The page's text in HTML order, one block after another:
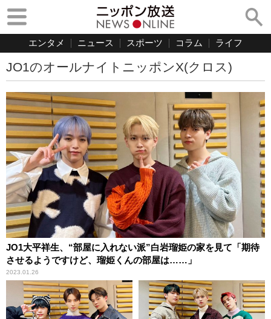
エンタメ ニュース スポーツ コラム ライフ
JO1のオールナイトニッポンX(クロス)
JO1大平祥生、“部屋に入れない派”白岩瑠姫の家を見て「期待
させるようですけど、瑠姫くんの部屋は……」
2023.01.26